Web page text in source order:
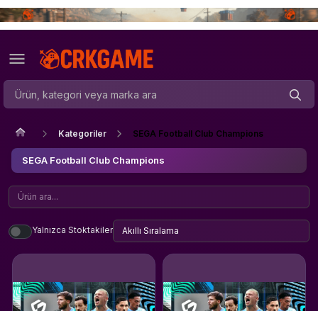
Kategoriler SEGA Football Club Champions
SEGA Football Club Champions
Yalnızca Stoktakiler